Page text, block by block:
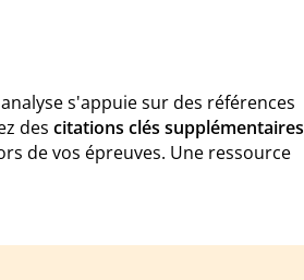
s'appuie sur des références
des citations clés supplémentaires
de vos épreuves. Une ressource